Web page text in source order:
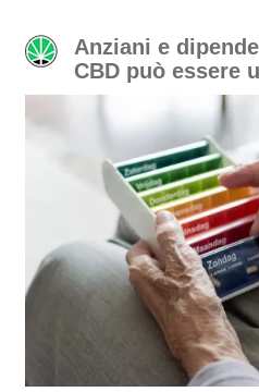
Anziani e
CBD può essere